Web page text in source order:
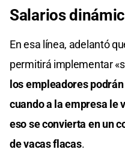
Salarios
En esa línea, adelantó
permitirá implementar
los empleadores
cuando a la empresa le
eso se convierta en un
de vacas flacas.